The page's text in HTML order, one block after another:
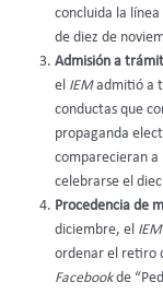
concluida la
de diez de
Admisión a
el IEMadmitió a
conductas que
propaganda
comparecieran a
celebrarse el
Procedencia de
diciembre, el IEM
ordenar el retiro
Facebookde